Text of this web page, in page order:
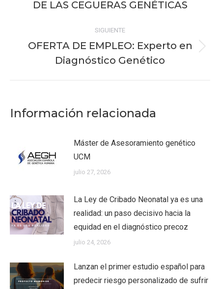
publicacionesanterior:
DE LAS CEGUERAS GENÉTICAS
SIGUIENTE
Publicación
siguiente:
OFERTA DE EMPLEO: Experto en
Diagnóstico Genético
Información relacionada
Máster de Asesoramiento genético
UCM
julio 27, 2026
La Ley de Cribado Neonatal ya es una
realidad: un paso decisivo hacia la
equidad en el diagnóstico precoz
julio 24, 2026
Lanzan el primer estudio español para
predecir riesgo personalizado de sufrir